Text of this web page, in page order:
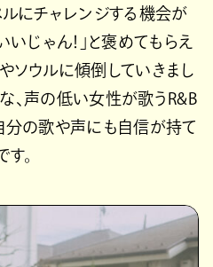
ルにチャレンジする機会が
いじゃん！」と褒めてもらえ
ソウルに傾倒していきまし
、声の低い女性が歌うR&B
分の歌や声にも自信が持て
。